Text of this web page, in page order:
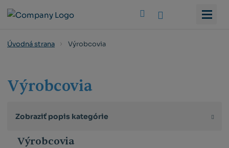
Úvodná strana Výrobcovia
Výrobcovia
Zobraziť popis kategórie
Výrobcovia